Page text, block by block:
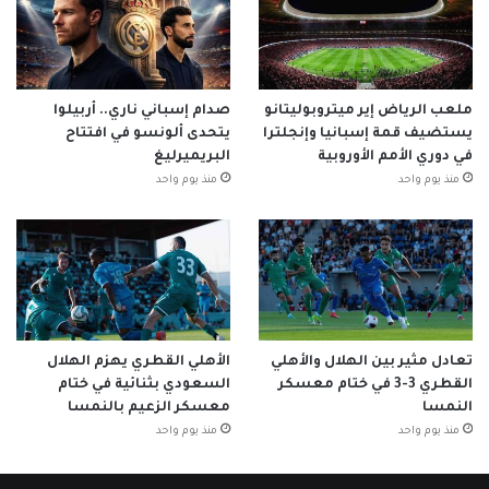
ملعب الرياض إير ميتروبوليتانو
يستضيف قمة إسبانيا وإنجلترا
في دوري الأمم الأوروبية
منذ يوم واحد
صدام إسباني ناري.. أربيلوا
يتحدى ألونسو في افتتاح
البريميرليغ
منذ يوم واحد
تعادل مثير بين الهلال والأهلي
القطري 3-3 في ختام معسكر
النمسا
منذ يوم واحد
الأهلي القطري يهزم الهلال
السعودي بثنائية في ختام
معسكر الزعيم بالنمسا
منذ يوم واحد